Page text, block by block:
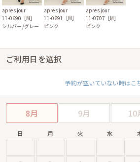
apres jour
11-0690［M］
シルバー/グレー
apres jour
11-0691［M］
ピンク
apres jour
11-0707［M］
ピンク
ご利用日を選択
予約が空いていない時はこ
8月 9月 10
日 月 火 水